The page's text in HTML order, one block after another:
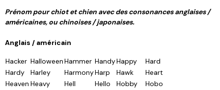
Prénom pour chiot et chien avec des consonances anglaises /
américaines, ou chinoises / japonaises.
Anglais / américain
Hacker HalloweenHammer HandyHappy
Hard
Hardy
Harley HarmonyHarp Hawk
Heart
Heaven Heavy Hell Hello Hobby
Hobo